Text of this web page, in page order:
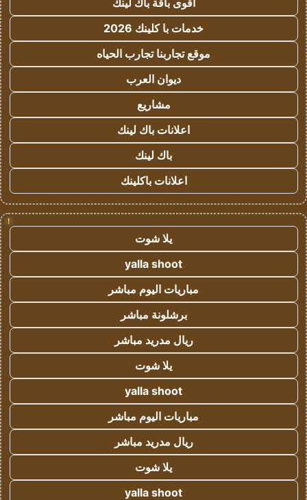
أقوى باقة باك لينك
خدمات با كلينك 2026
موقع تجاربنا تجارب الحياه
ديوان العرب
مشاريع
اعلانات باك لينك
باك لينك
اعلانات باكلينك
!
يلا شوت
yalla shoot
مباريات اليوم مباشر
برشلونة مباشر
ريال مدريد مباشر
يلا شوت
yalla shoot
مباريات اليوم مباشر
ريال مدريد مباشر
يلا شوت
yalla shoot